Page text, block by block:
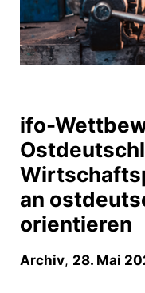
ifo-
an
orientieren
Archiv, 28. Mai